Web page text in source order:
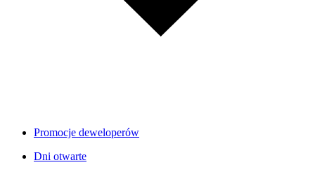
Promocje deweloperów
Dni otwarte